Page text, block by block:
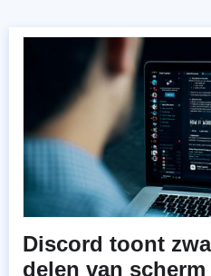
Discord toont
delen van scherm